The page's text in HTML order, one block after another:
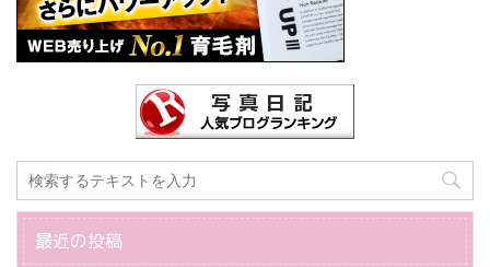
最近の投稿